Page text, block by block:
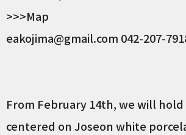
>>>Map
eakojima@gmail.com 042-207-
From February 14th, we will
centered on Joseon white